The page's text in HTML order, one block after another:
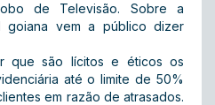
de Televisão. Sobre a
goiana vem a público dizer
que são lícitos e éticos os
até o limite de 50%
em razão de atrasados.